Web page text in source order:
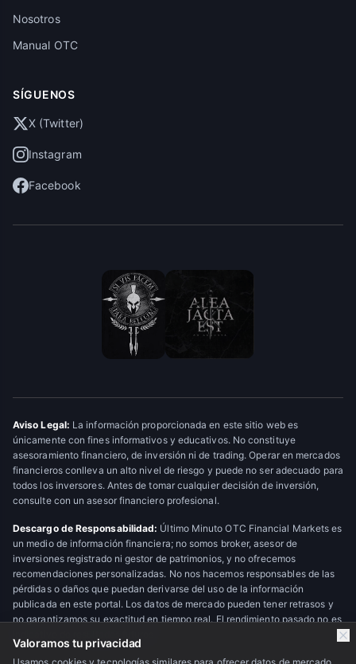
Nosotros
Manual OTC
SÍGUENOS
X (Twitter)
Instagram
Facebook
Aviso Legal: La información proporcionada en este sitio web es
únicamente con fines informativos y educativos. No constituye
asesoramiento financiero, de inversión ni de trading. Operar en mercados
financieros conlleva un alto nivel de riesgo y puede no ser adecuado para
todos los inversores. Antes de tomar cualquier decisión de inversión,
consulte con un asesor financiero profesional.
Descargo de Responsabilidad: Último Minuto OTC Financial Markets es
un medio de información financiera; no somos broker, asesor de
inversiones registrado ni gestor de patrimonios, y no ofrecemos
recomendaciones personalizadas. No nos hacemos responsables de las
pérdidas o daños que puedan derivarse del uso de la información
publicada en este portal. Los datos de mercado pueden tener retrasos y
no garantizamos su exactitud en tiempo real. El rendimiento pasado no es
Valoramos tu privacidad